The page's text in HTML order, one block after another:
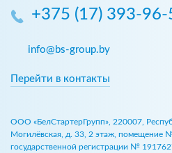
+375 (17) 393-96-
info@bs-group.by
Перейти в контакты
ООО «БелСтартерГрупп», 220007,
Могилёвская, д. 33, 2 этаж, помещение
государственной регистрации №